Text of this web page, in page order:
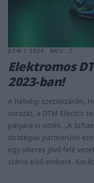
DTM / 2020. NOV. 7.
Elektromos
2023-ban!
A hétvégi szezonzárón,
sorozat, a DTM Electric
pályára is vitték. „A
stratégiai partnerünk
egy sikeres jövő felé
széria első embere.